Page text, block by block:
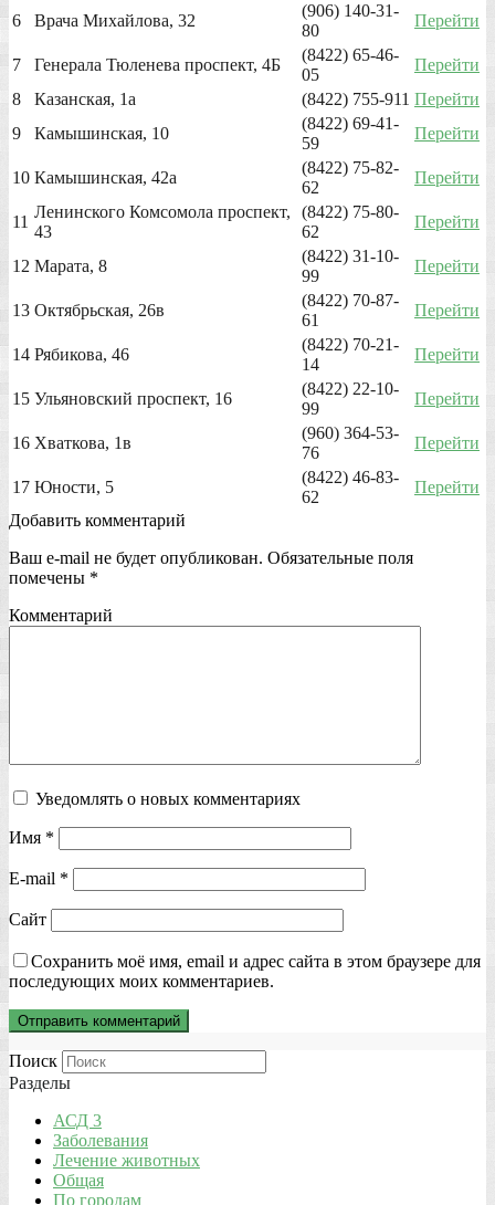
6 Врача Михайлова, 32
(906) 140-31-
80
Перейти
7 Генерала Тюленева проспект, 4Б
(8422) 65-46-
05
Перейти
8
Казанская, 1а (8422) 755-911 Перейти
9
Камышинская, 10
(8422) 69-41-
59
Перейти
10 Камышинская, 42а
(8422) 75-82-
62
Перейти
11
Ленинского Комсомола проспект,
43
(8422) 75-80-
62
Перейти
12 Марата, 8
(8422) 31-10-
99
Перейти
13 Октябрьская, 26в
(8422) 70-87-
61
Перейти
14 Рябикова, 46
(8422) 70-21-
14
Перейти
15 Ульяновский проспект, 16
(8422) 22-10-
99
Перейти
16 Хваткова, 1в
(960) 364-53-
76
Перейти
17 Юности, 5
(8422) 46-83-
62
Перейти
Добавить комментарий
Ваш e-mail не будет опубликован. Обязательные поля
помечены *
Комментарий
Уведомлять о новых комментариях
Имя *
E-mail *
Сайт
Сохранить моё имя, email и адрес сайта в этом браузере для
последующих моих комментариев.
Поиск
Разделы
АСД 3
Заболевания
Лечение животных
Общая
По городам